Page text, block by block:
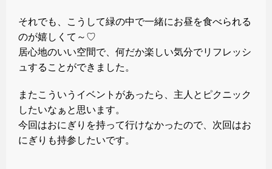
それでも、こうして緑の中で一緒にお昼を食べられる
のが嬉しくて～♡
居心地のいい空間で、何だか楽しい気分でリフレッシ
ュすることができました。
またこういうイベントがあったら、主人とピクニック
したいなぁと思います。
今回はおにぎりを持って行けなかったので、次回はお
にぎりも持参したいです。